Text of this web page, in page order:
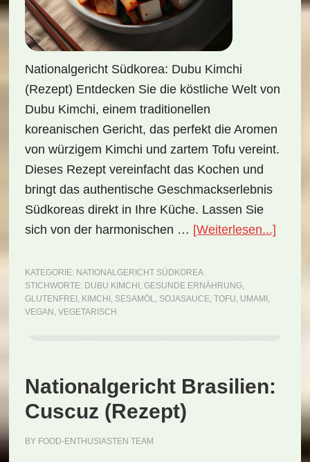
Nationalgericht Südkorea: Dubu Kimchi
(Rezept) Entdecken Sie die köstliche Welt von
Dubu Kimchi, einem traditionellen
koreanischen Gericht, das perfekt die Aromen
von würzigem Kimchi und zartem Tofu vereint.
Dieses Rezept vereinfacht das Kochen und
bringt das authentische Geschmackserlebnis
Südkoreas direkt in Ihre Küche. Lassen Sie
sich von der harmonischen … [Weiterlesen...]
KATEGORIE: NATIONALGERICHT SÜDKOREA
STICHWORTE: DUBU KIMCHI , GESUNDE ERNÄHRUNG,
GLUTENFREI , KIMCHI , SESAMÖL, SOJASAUCE, TOFU, UMAMI ,
VEGAN , VEGETARISCH
Nationalgericht Brasilien:
Cuscuz (Rezept)
BY FOOD-ENTHUSIASTEN TEAM